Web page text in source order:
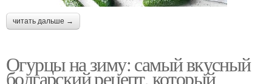
читать дальше →
Огурцы на зиму: самый вкусный
болгарский рецепт, который